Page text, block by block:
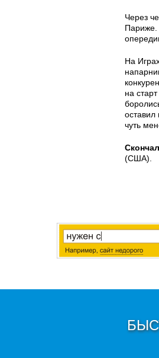
Через
Париже.
На
на
чуть
(США).